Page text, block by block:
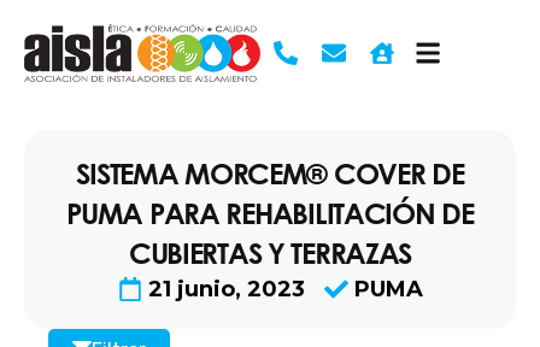
contenido
SISTEMA MORCEM® COVER DE
PUMA PARA REHABILITACIÓN DE
CUBIERTAS Y TERRAZAS
21 junio, 2023 PUMA